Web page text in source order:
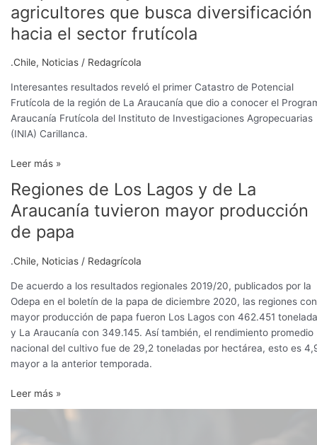
agricultores que busca diversificación
hacia el sector frutícola
.Chile, Noticias / Redagrícola
Interesantes resultados reveló el primer Catastro de Potencial
Frutícola de la región de La Araucanía que dio a conocer el
Araucanía Frutícola del Instituto de Investigaciones Agropecuarias
(INIA) Carillanca.
Leer más »
Regiones de Los Lagos y de La
Araucanía tuvieron mayor producción
de papa
.Chile, Noticias / Redagrícola
De acuerdo a los resultados regionales 2019/20, publicados por la
Odepa en el boletín de la papa de diciembre 2020, las regiones con
mayor producción de papa fueron Los Lagos con 462.451
y La Araucanía con 349.145. Así también, el rendimiento promedio
nacional del cultivo fue de 29,2 toneladas por hectárea, esto es
mayor a la anterior temporada.
Regiones
de
Los
Lagos
de
La
Araucanía
tuvieron
mayor
producción
papa
Leer más »
y